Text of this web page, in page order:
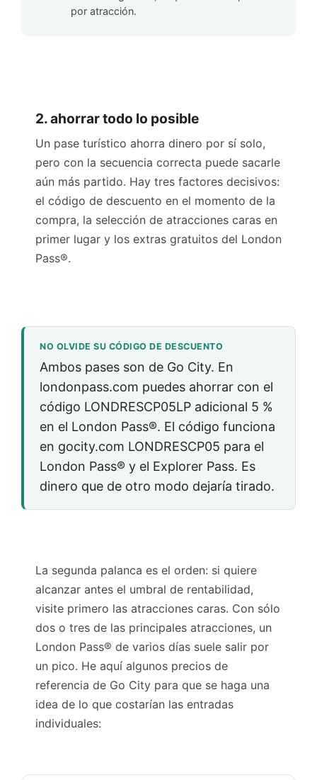
por atracción.
2. ahorrar todo lo posible
Un pase turístico ahorra dinero por sí solo,
pero con la secuencia correcta puede sacarle
aún más partido. Hay tres factores decisivos:
el código de descuento en el momento de la
compra, la selección de atracciones caras en
primer lugar y los extras gratuitos del London
Pass®.
NO OLVIDE SU CÓDIGO DE DESCUENTO
Ambos pases son de Go City. En
londonpass.com puedes ahorrar con el
código LONDRESCP05LP adicional 5 %
en el London Pass®. El código funciona
en gocity.com LONDRESCP05 para el
London Pass® y el Explorer Pass. Es
dinero que de otro modo dejaría tirado.
La segunda palanca es el orden: si quiere
alcanzar antes el umbral de rentabilidad,
visite primero las atracciones caras. Con sólo
dos o tres de las principales atracciones, un
London Pass® de varios días suele salir por
un pico. He aquí algunos precios de
referencia de Go City para que se haga una
idea de lo que costarían las entradas
individuales: